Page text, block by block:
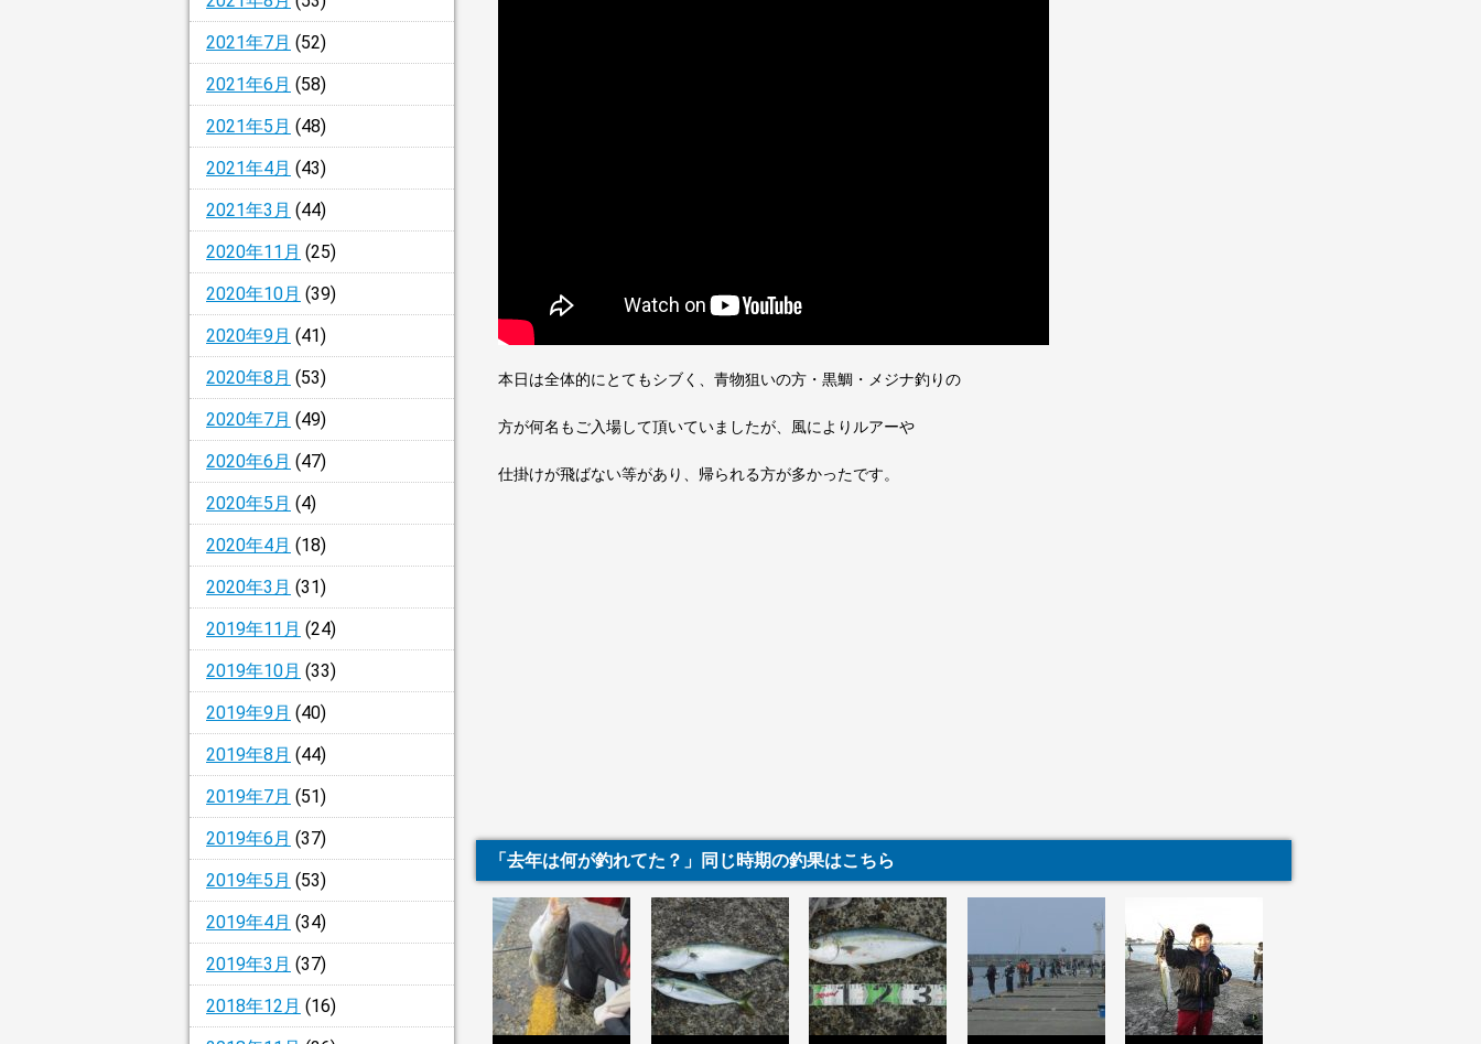
2021年7月 (52)
2021年6月 (58)
2021年5月 (48)
2021年4月 (43)
2021年3月 (44)
2020年11月 (25)
2020年10月 (39)
2020年9月 (41)
2020年8月 (53)
2020年7月 (49)
2020年6月 (47)
2020年5月 (4)
2020年4月 (18)
2020年3月 (31)
2019年11月 (24)
2019年10月 (33)
2019年9月 (40)
2019年8月 (44)
2019年7月 (51)
2019年6月 (37)
2019年5月 (53)
2019年4月 (34)
2019年3月 (37)
2018年12月 (16)
本日は全体的にとてもシブく、青物狙いの方・黒鯛・メジナ釣りの
方が何名もご入場して頂いていましたが、風によりルアーや
仕掛けが飛ばない等があり、帰られる方が多かったです。
「去年は何が釣れてた？」同じ時期の釣果はこちら